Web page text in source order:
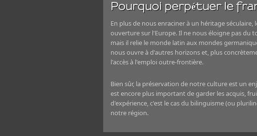
Pourquoi perpétuer le
En plus de nous enraciner à un héritage séculaire,
ouverture sur l'Europe. Il ne nous éloigne pas du
mais il relie le monde latin aux mondes
nous ouvre à d'autres horizons et, plus
l'accès à l'emploi outre-frontière.
Bien sûr, la préservation de notre culture est un
est encore plus important de garder les acquis,
d'expérience, c'est le cas du bilinguisme (ou
notre région.